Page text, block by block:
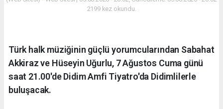
2199 kez okundu.
Türk halk müziğinin güçlü yorumcularından Sabahat
Akkiraz ve Hüseyin Uğurlu, 7 Ağustos Cuma günü
saat 21.00'de Didim Amfi Tiyatro'da Didimlilerle
buluşacak.